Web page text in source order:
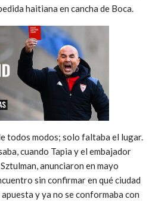
haitiana en cancha de Boca.
todos modos; solo faltaba el lugar.
cuando Tapia y el embajador
anunciaron en mayo
sin confirmar en qué ciudad
y ya no se conformaba con